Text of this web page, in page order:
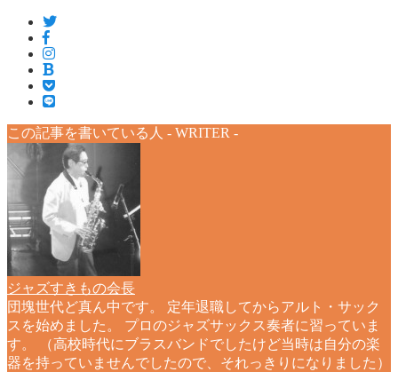
この記事を書いている人 - WRITER -
ジャズすきもの会長
団塊世代ど真ん中です。 定年退職してからアルト・サック
スを始めました。 プロのジャズサックス奏者に習っていま
す。 （高校時代にブラスバンドでしたけど当時は自分の楽
器を持っていませんでしたので、それっきりになりました）